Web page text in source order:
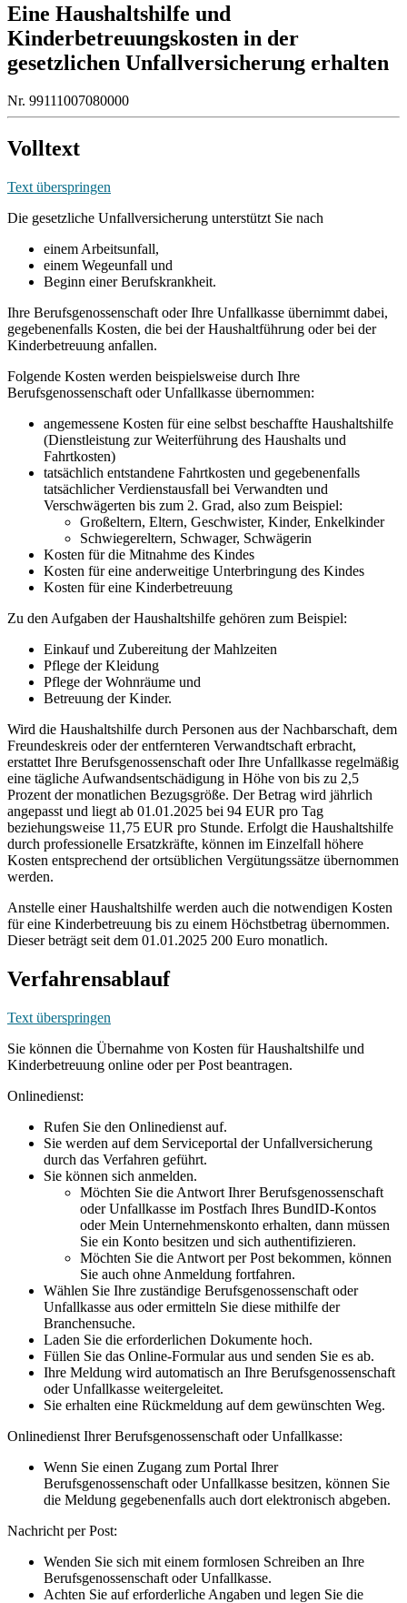
Eine Haushaltshilfe und
Kinderbetreuungskosten in der
gesetzlichen Unfallversicherung erhalten
Nr. 99111007080000
Volltext
Text überspringen
Die gesetzliche Unfallversicherung unterstützt Sie nach
einem Arbeitsunfall,
einem Wegeunfall und
Beginn einer Berufskrankheit.
Ihre Berufsgenossenschaft oder Ihre Unfallkasse übernimmt dabei,
gegebenenfalls Kosten, die bei der Haushaltführung oder bei der
Kinderbetreuung anfallen.
Folgende Kosten werden beispielsweise durch Ihre
Berufsgenossenschaft oder Unfallkasse übernommen:
angemessene Kosten für eine selbst beschaffte Haushaltshilfe
(Dienstleistung zur Weiterführung des Haushalts und
Fahrtkosten)
tatsächlich entstandene Fahrtkosten und gegebenenfalls
tatsächlicher Verdienstausfall bei Verwandten und
Verschwägerten bis zum 2. Grad, also zum Beispiel:
Großeltern, Eltern, Geschwister, Kinder, Enkelkinder
Schwiegereltern, Schwager, Schwägerin
Kosten für die Mitnahme des Kindes
Kosten für eine anderweitige Unterbringung des Kindes
Kosten für eine Kinderbetreuung
Zu den Aufgaben der Haushaltshilfe gehören zum Beispiel:
Einkauf und Zubereitung der Mahlzeiten
Pflege der Kleidung
Pflege der Wohnräume und
Betreuung der Kinder.
Wird die Haushaltshilfe durch Personen aus der Nachbarschaft, dem
Freundeskreis oder der entfernteren Verwandtschaft erbracht,
erstattet Ihre Berufsgenossenschaft oder Ihre Unfallkasse regelmäßig
eine tägliche Aufwandsentschädigung in Höhe von bis zu 2,5
Prozent der monatlichen Bezugsgröße. Der Betrag wird jährlich
angepasst und liegt ab 01.01.2025 bei 94 EUR pro Tag
beziehungsweise 11,75 EUR pro Stunde. Erfolgt die Haushaltshilfe
durch professionelle Ersatzkräfte, können im Einzelfall höhere
Kosten entsprechend der ortsüblichen Vergütungssätze übernommen
werden.
Anstelle einer Haushaltshilfe werden auch die notwendigen Kosten
für eine Kinderbetreuung bis zu einem Höchstbetrag übernommen.
Dieser beträgt seit dem 01.01.2025 200 Euro monatlich.
Verfahrensablauf
Text überspringen
Sie können die Übernahme von Kosten für Haushaltshilfe und
Kinderbetreuung online oder per Post beantragen.
Onlinedienst:
Rufen Sie den Onlinedienst auf.
Sie werden auf dem Serviceportal der Unfallversicherung
durch das Verfahren geführt.
Sie können sich anmelden.
Möchten Sie die Antwort Ihrer Berufsgenossenschaft
oder Unfallkasse im Postfach Ihres BundID-Kontos
oder Mein Unternehmenskonto erhalten, dann müssen
Sie ein Konto besitzen und sich authentifizieren.
Möchten Sie die Antwort per Post bekommen, können
Sie auch ohne Anmeldung fortfahren.
Wählen Sie Ihre zuständige Berufsgenossenschaft oder
Unfallkasse aus oder ermitteln Sie diese mithilfe der
Branchensuche.
Laden Sie die erforderlichen Dokumente hoch.
Füllen Sie das Online-Formular aus und senden Sie es ab.
Ihre Meldung wird automatisch an Ihre Berufsgenossenschaft
oder Unfallkasse weitergeleitet.
Sie erhalten eine Rückmeldung auf dem gewünschten Weg.
Onlinedienst Ihrer Berufsgenossenschaft oder Unfallkasse:
Wenn Sie einen Zugang zum Portal Ihrer
Berufsgenossenschaft oder Unfallkasse besitzen, können Sie
die Meldung gegebenenfalls auch dort elektronisch abgeben.
Nachricht per Post:
Wenden Sie sich mit einem formlosen Schreiben an Ihre
Berufsgenossenschaft oder Unfallkasse.
Achten Sie auf erforderliche Angaben und legen Sie die